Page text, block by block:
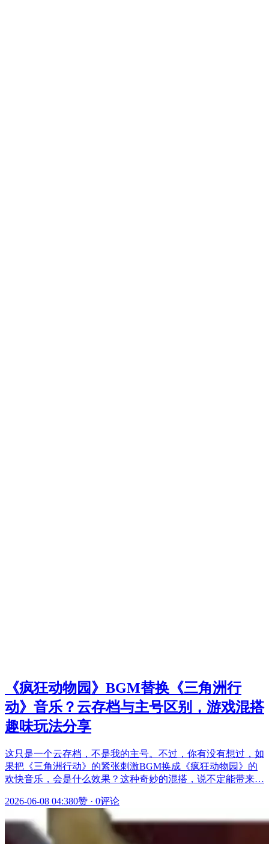
《疯狂动物园》BGM替换《三角洲行
动》音乐？云存档与主号区别，游戏混搭
趣味玩法分享
这只是一个云存档，不是我的主号。不过，你有没有想过，如
果把《三角洲行动》的紧张刺激BGM换成《疯狂动物园》的
欢快音乐，会是什么效果？这种奇妙的混搭，说不定能带来…
2026-06-08 04:380赞 · 0评论